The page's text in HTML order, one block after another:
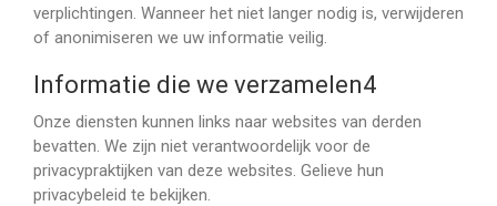
verplichtingen. Wanneer het niet langer nodig is, verwijderen
of anonimiseren we uw informatie veilig.
Informatie die we verzamelen4
Onze diensten kunnen links naar websites van derden
bevatten. We zijn niet verantwoordelijk voor de
privacypraktijken van deze websites. Gelieve hun
privacybeleid te bekijken.